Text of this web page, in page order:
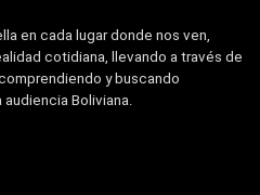
en cada lugar donde nos ven,
cotidiana, llevando a través de
y buscando
Boliviana.